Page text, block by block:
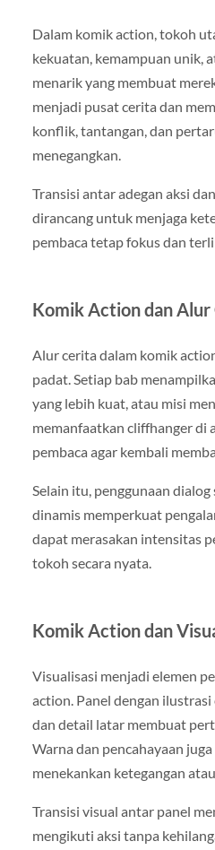
Dalam komik action, tokoh
kekuatan, kemampuan unik,
menarik yang membuat
menjadi pusat cerita dan
konflik, tantangan, dan
menegangkan.
Transisi antar adegan aksi
dirancang untuk menjaga
pembaca tetap fokus dan
Komik Action dan Alur
Alur cerita dalam komik
padat. Setiap bab
yang lebih kuat, atau misi
memanfaatkan cliffhanger di
pembaca agar kembali
Selain itu, penggunaan
dinamis memperkuat
dapat merasakan intensitas
tokoh secara nyata.
Komik Action dan
Visualisasi menjadi elemen
action. Panel dengan ilustrasi
dan detail latar membuat
Warna dan pencahayaan
menekankan ketegangan
Transisi visual antar panel
mengikuti aksi tanpa